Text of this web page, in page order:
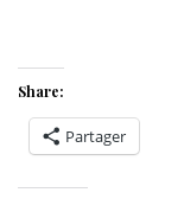
Share:
Partager